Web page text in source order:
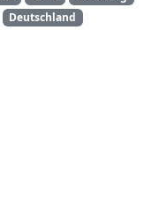
Deutschland